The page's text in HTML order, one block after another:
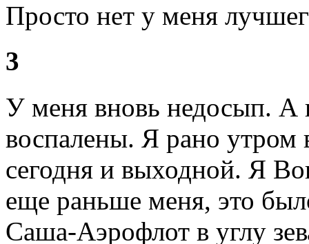
Просто нет у меня
3
У меня вновь недосып. А
воспалены. Я рано утром
сегодня и выходной. Я
еще раньше меня, это
Саша-Аэрофлот в углу